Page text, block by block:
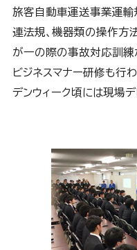
旅客自動車運送事業運輸
連法規、機器類の操作方
が一の際の事故対応訓練
ビジネスマナー研修も行
デンウィーク頃には現場デ